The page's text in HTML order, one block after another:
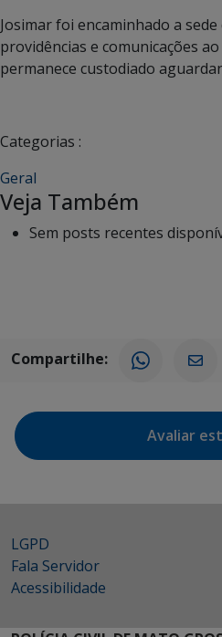
Josimar foi encaminhado a sede
providências e comunicações
permanece custodiado
Categorias :
Geral
Veja Também
Sem posts recentes
Compartilhe:
Avaliar
LGPD
Fala Servidor
Acessibilidade